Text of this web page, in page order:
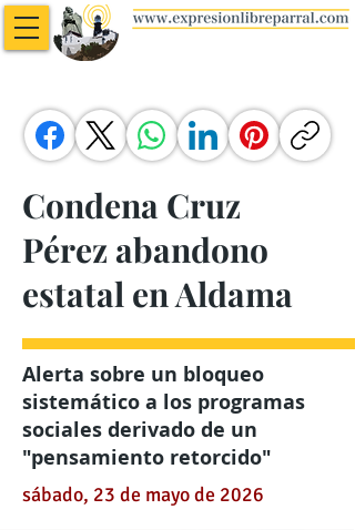
Condena Cruz
Pérez abandono
estatal en Aldama
Alerta sobre un bloqueo
sistemático a los programas
sociales derivado de un
"pensamiento retorcido"
sábado, 23 de mayo de 2026